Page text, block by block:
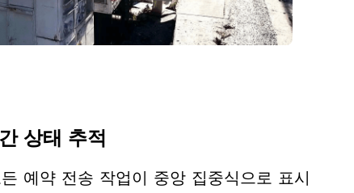
상태 추적
예약 전송 작업이 중앙 집중식으로 표시